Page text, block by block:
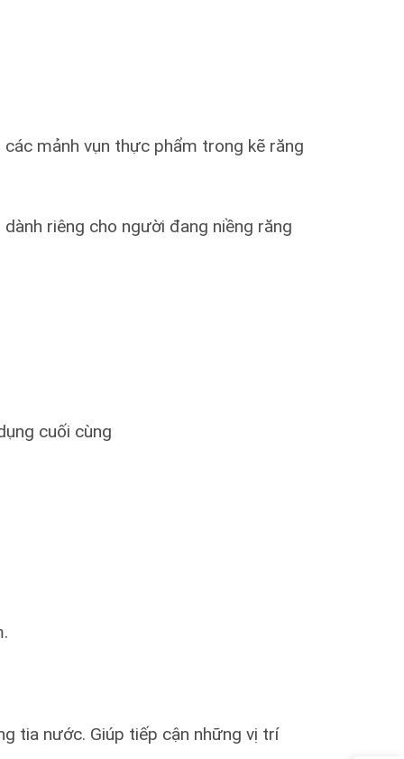
mảnh vụn thực phẩm trong kẽ răng
riêng cho người đang niềng răng
cuối cùng
tia nước. Giúp tiếp cận những vị trí